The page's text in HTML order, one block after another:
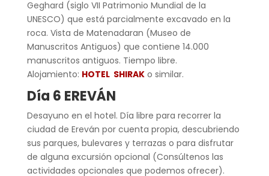
Geghard (siglo VII Patrimonio Mundial de la
UNESCO) que está parcialmente excavado en la
roca. Vista de Matenadaran (Museo de
Manuscritos Antiguos) que contiene 14.000
manuscritos antiguos. Tiempo libre.
Alojamiento: HOTEL SHIRAKo similar.
Día 6 EREVÁN
Desayuno en el hotel. Día libre para recorrer la
ciudad de Ereván por cuenta propia, descubriendo
sus parques, bulevares y terrazas o para disfrutar
de alguna excursión opcional (Consúltenos las
actividades opcionales que podemos ofrecer).